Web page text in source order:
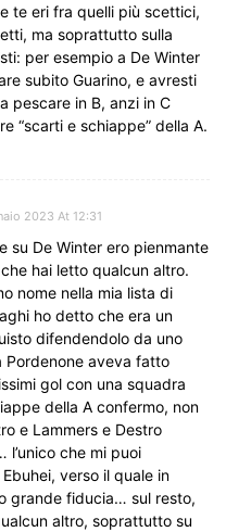
te eri fra quelli più scettici,
ma soprattutto sulla
per esempio a De Winter
subito Guarino, e avresti
pescare in B, anzi in C
“scarti e schiappe” della A.
2023 At 12:31
su De Winter ero pienmante
hai letto qualcun altro.
nome nella mia lista di
ho detto che era un
difendendolo da uno
Pordenone aveva fatto
gol con una squadra
della A confermo, non
e Lammers e Destro
che mi puoi
verso il quale in
grande fiducia… sul resto,
altro, soprattutto su